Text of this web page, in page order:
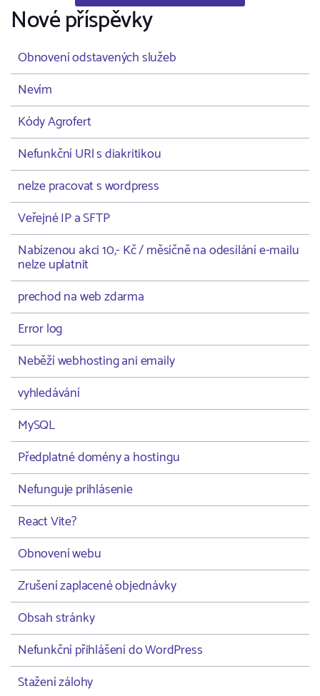
Nové příspěvky
Obnovení odstavených služeb
Nevím
Kódy Agrofert
Nefunkční URl s diakritikou
nelze pracovat s wordpress
Veřejné IP a SFTP
Nabízenou akci 10,- Kč / měsíčně na odesílání e-mailu
nelze uplatnit
prechod na web zdarma
Error log
Neběží webhosting ani emaily
vyhledávání
MySQL
Předplatné domény a hostingu
Nefunguje prihlásenie
React Vite?
Obnovení webu
Zrušení zaplacené objednávky
Obsah stránky
Nefunkční přihlášení do WordPress
Stažení zálohy